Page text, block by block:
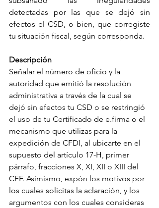
detectadas por las que se dejó sin
efectos el CSD, o bien, que corregiste
tu situación fiscal, según corresponda.
Descripción
Señalar el número de oficio y la
autoridad que emitió la resolución
administrativa a través de la cual se
dejó sin efectos tu CSD o se restringió
el uso de tu Certificado de e.firma o el
mecanismo que utilizas para la
expedición de CFDI, al ubicarte en el
supuesto del artículo 17-H, primer
párrafo, fracciones X, XI, XII o XIII del
CFF. Asimismo, expón los motivos por
los cuales solicitas la aclaración, y los
argumentos con los cuales consideras